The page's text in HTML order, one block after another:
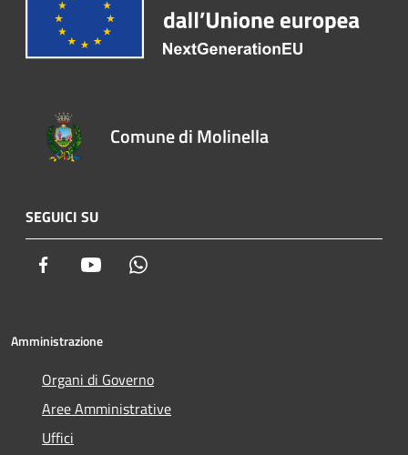
Comune di Molinella
SEGUICI SU
Facebook Youtube
Amministrazione
Organi di Governo
Aree Amministrative
Uffici